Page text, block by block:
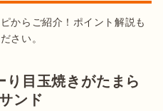
からご紹介！ポイント解説も
さい。
目玉焼きがたまら
ンド